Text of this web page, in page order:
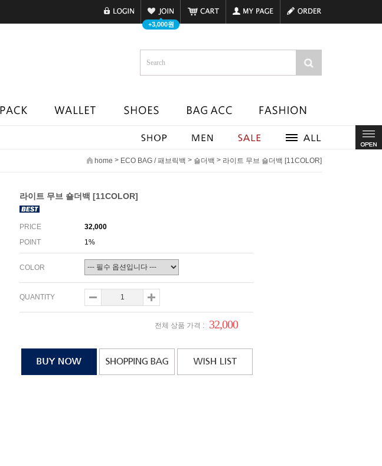
+3,000원
home > ECO BAG / 패브릭백 > 숄더백 > 라이트 무브 숄더백 [11COLOR]
라이트 무브 숄더백 [11COLOR]
PRICE
32,000
POINT
1%
COLOR
QUANTITY
전체 상품 가격 : 32,000